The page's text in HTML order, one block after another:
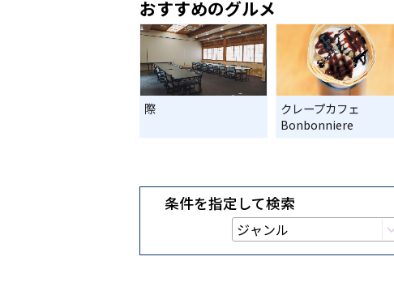
おすすめのグルメ
際
クレープカフェ
Bonbonniere
条件を指定して検索